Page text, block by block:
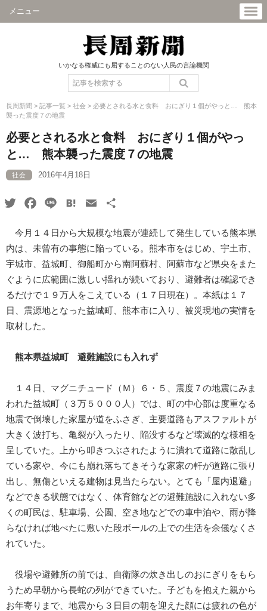
メニュー
いかなる権威にも屈することのない人民の言論機関
長周新聞 > 記事一覧 > 社会 > 必要とされる水と食料 おにぎり１個がやっと… 熊本
襲った震度７の地震
必要とされる水と食料 おにぎり１個がやっ
と… 熊本襲った震度７の地震
社会 2016年4月18日
TwitterFacebook
Line HatenaEmail
今月１４日から大規模な地震が連続して発生している熊本県
内は、未曾有の事態に陥っている。熊本市をはじめ、宇土市、
宇城市、益城町、御船町から南阿蘇村、阿蘇市など県央をまた
ぐように広範囲に激しい揺れが続いており、避難者は確認でき
るだけで１９万人をこえている（１７日現在）。本紙は１７
日、震源地となった益城町、熊本市に入り、被災現地の実情を
取材した。
熊本県益城町 避難施設にも入れず
１４日、マグニチュード（Ｍ）６・５、震度７の地震にみま
われた益城町（３万５０００人）では、町の中心部は度重なる
地震で倒壊した家屋が道をふさぎ、主要道路もアスファルトが
大きく波打ち、亀裂が入ったり、陥没するなど壊滅的な様相を
呈していた。上から叩きつぶされたように潰れて道路に散乱し
ている家や、今にも崩れ落ちてきそうな家家の軒が道路に張り
出し、無傷といえる建物は見当たらない。とても「屋内退避」
などできる状態ではなく、体育館などの避難施設に入れない多
くの町民は、駐車場、公園、空き地などでの車中泊や、雨が降
らなければ地べたに敷いた段ボールの上での生活を余儀なくさ
れていた。
役場や避難所の前では、自衛隊の炊き出しのおにぎりをもら
うため早朝から長蛇の列ができていた。子どもを抱えた親から
お年寄りまで、地震から３日目の朝を迎えた顔には疲れの色が